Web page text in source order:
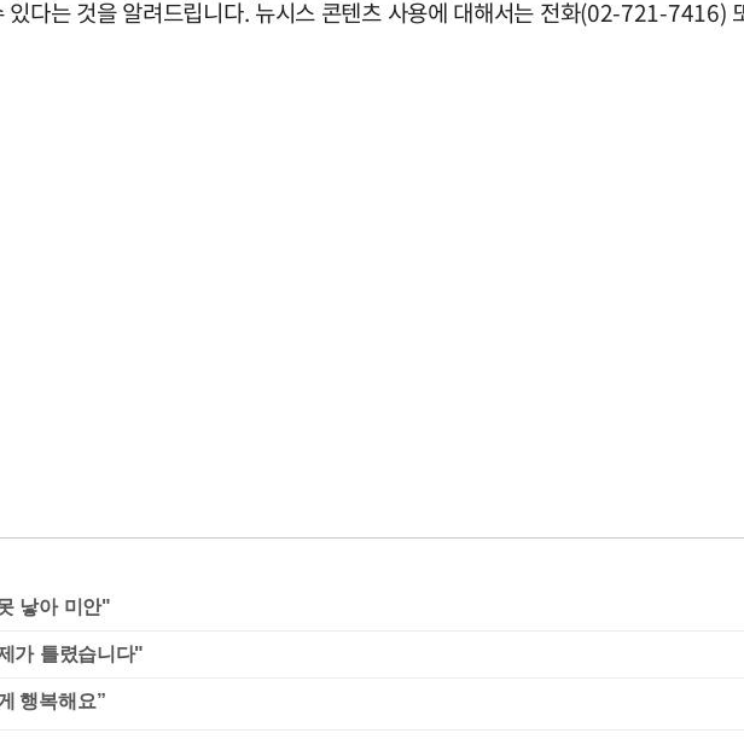
있다는 것을 알려드립니다. 뉴시스 콘텐츠 사용에 대해서는 전화(02-721-7416)
낳아 미안"
가 틀렸습니다"